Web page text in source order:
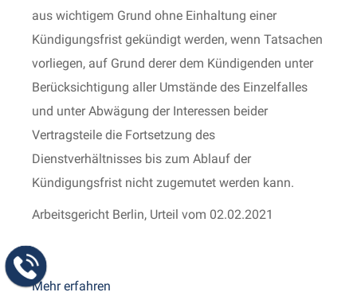
aus wichtigem Grund ohne Einhaltung einer
Kündigungsfrist gekündigt werden, wenn Tatsachen
vorliegen, auf Grund derer dem Kündigenden unter
Berücksichtigung aller Umstände des Einzelfalles
und unter Abwägung der Interessen beider
Vertragsteile die Fortsetzung des
Dienstverhältnisses bis zum Ablauf der
Kündigungsfrist nicht zugemutet werden kann.
Arbeitsgericht Berlin, Urteil vom 02.02.2021
Mehr erfahren